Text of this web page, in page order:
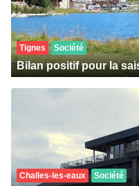
Tignes Société
Bilan positif pour la
Challes-les-eaux Société